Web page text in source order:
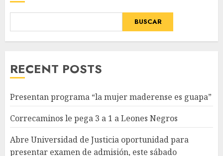
BUSCAR
RECENT POSTS
Presentan programa “la mujer maderense es guapa”
Correcaminos le pega 3 a 1 a Leones Negros
Abre Universidad de Justicia oportunidad para
presentar examen de admisión, este sábado